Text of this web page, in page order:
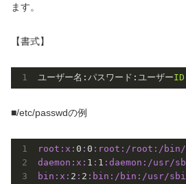
ます。
【書式】
ユーザー名:パスワード:ユーザー
■/etc/passwdの例
root: x: 0 : 0 :root :/root :/bin/
daemon: x: 1 : 1 :daemon :/usr/
bin: x: 2 : 2 :bin :/bin :/usr/